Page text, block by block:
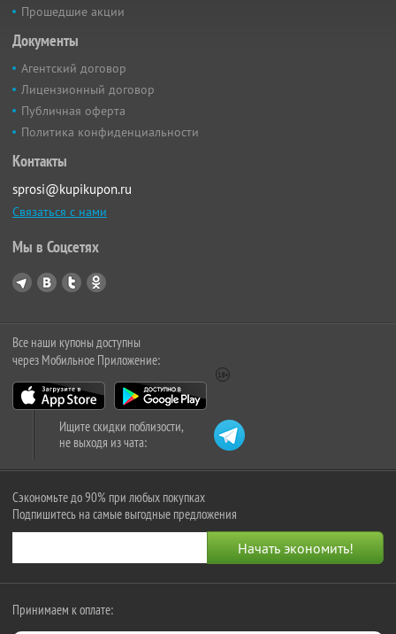
Прошедшие акции
Документы
Агентский договор
Лицензионный договор
Публичная оферта
Политика конфиденциальности
Контакты
sprosi@kupikupon.ru
Связаться с нами
Мы в Соцсетях
Все наши купоны доступны
через Мобильное Приложение:
Ищите скидки поблизости,
не выходя из чата:
Сэкономьте до 90% при любых покупках
Подпишитесь на самые выгодные предложения
Принимаем к оплате: